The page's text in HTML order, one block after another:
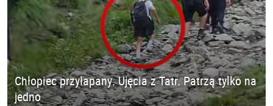
Chłopiec przyłapany. Ujęcia z Tatr. Patrzą tylko na
jedno